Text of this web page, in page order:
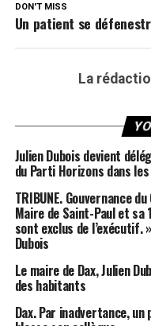
DON'T MISS
Un patient se
La
Julien Dubois devient
du Parti Horizons dans
TRIBUNE. Gouvernance
Maire de Saint-Paul et sa
sont exclus de l’exécutif.
Dubois
Le maire de Dax, Julien
des habitants
Dax. Par inadvertance,